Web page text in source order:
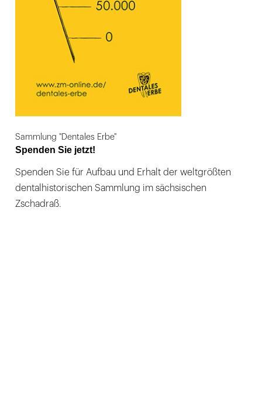
Sammlung "Dentales Erbe"
Spenden Sie jetzt!
Spenden Sie für Aufbau und Erhalt der weltgrößten
dentalhistorischen Sammlung im sächsischen
Zschadraß.